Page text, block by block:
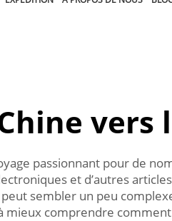
vers
passionnant pour de
et d’autres
sembler un peu
comprendre